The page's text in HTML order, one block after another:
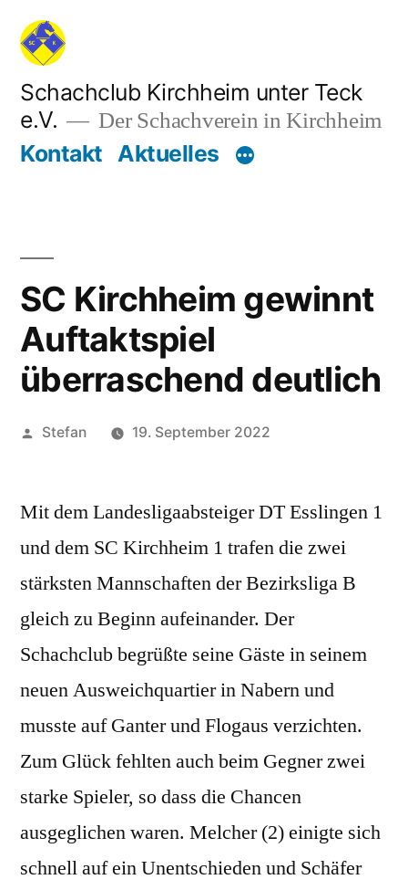
Zum
Inhalt
springen
Schachclub Kirchheim unter Teck
e.V.
Der Schachverein in Kirchheim
Kontakt Aktuelles
SC Kirchheim gewinnt
Auftaktspiel
überraschend deutlich
Veröffentlicht
Stefan 19. September 2022
Mit dem Landesligaabsteiger DT Esslingen 1
und dem SC Kirchheim 1 trafen die zwei
stärksten Mannschaften der Bezirksliga B
gleich zu Beginn aufeinander. Der
Schachclub begrüßte seine Gäste in seinem
neuen Ausweichquartier in Nabern und
musste auf Ganter und Flogaus verzichten.
Zum Glück fehlten auch beim Gegner zwei
starke Spieler, so dass die Chancen
ausgeglichen waren. Melcher (2) einigte sich
schnell auf ein Unentschieden und Schäfer